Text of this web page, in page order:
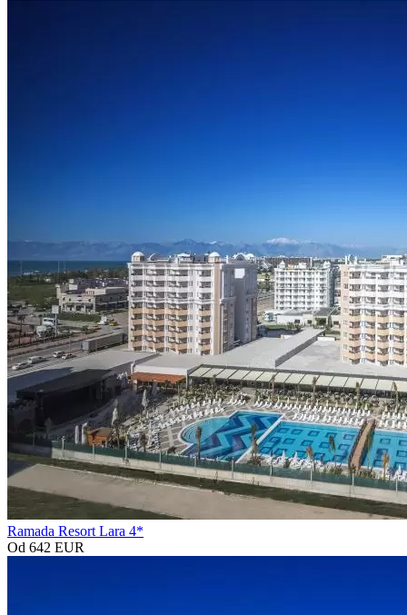
Ramada Resort Lara 4*
Od 642 EUR